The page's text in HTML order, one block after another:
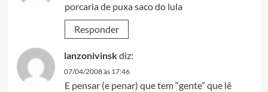
porcaria de puxa saco do lula
Responder
lanzonivinskdiz:
07/04/2008 às 17:46
E pensar (e penar) que tem “gente” que lê